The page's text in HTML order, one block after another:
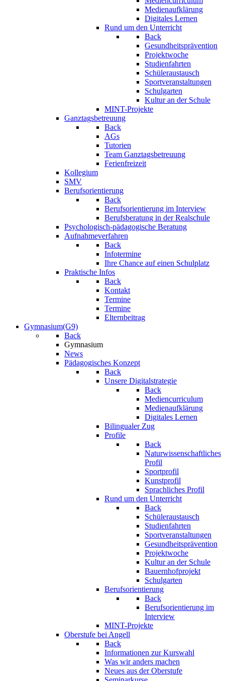
Medienaufklärung
Digitales Lernen
Rund um den Unterricht
Back
Gesundheitsprävention
Projektwoche
Studienfahrten
Schüleraustausch
Sportveranstaltungen
Schulgarten
Kultur an der Schule
MINT-Projekte
Ganztagsbetreuung
Back
AGs
Tutorien
Team Ganztagsbetreuung
Ferienfreizeit
Kollegium
SMV
Berufsorientierung
Back
Berufsorientierung im Interview
Berufsberatung in der Realschule
Psychologisch-pädagogische Beratung
Aufnahmeverfahren
Back
Infotermine
Ihre Chance auf einen Schulplatz
Praktische Infos
Back
Kontakt
Termine
Termine
Elternbeitrag
Gymnasium(G9)
Back
Gymnasium
News
Pädagogisches Konzept
Back
Unsere Digitalstrategie
Back
Mediencurriculum
Medienaufklärung
Digitales Lernen
Bilingualer Zug
Profile
Back
Naturwissenschaftliches
Profil
Sportprofil
Kunstprofil
Sprachliches Profil
Rund um den Unterricht
Back
Schüleraustausch
Studienfahrten
Sportveranstaltungen
Gesundheitsprävention
Projektwoche
Kultur an der Schule
Bauernhofprojekt
Schulgarten
Berufsorientierung
Back
Berufsorientierung im
Interview
MINT-Projekte
Oberstufe bei Angell
Back
Informationen zur Kurswahl
Was wir anders machen
Neues aus der Oberstufe